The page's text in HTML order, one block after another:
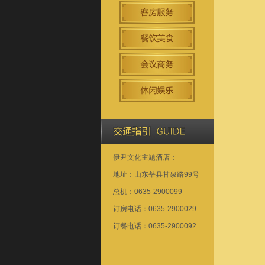
伊尹文化主题酒店：
地址：山东莘县甘泉路99号
总机：0635-2900099
订房电话：0635-2900029
订餐电话：0635-2900092